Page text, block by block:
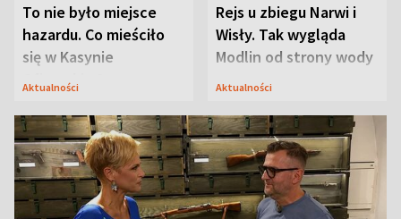
To nie było miejsce
hazardu. Co mieściło
się w Kasynie
Oficerskim?
Aktualności
Rejs u zbiegu Narwi i
Wisły. Tak wygląda
Modlin od strony wody
Aktualności